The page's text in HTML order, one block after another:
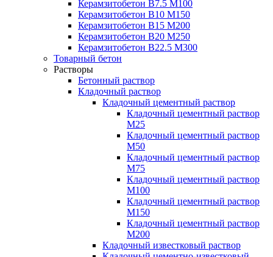
Керамзитобетон В7.5 М100
Керамзитобетон В10 М150
Керамзитобетон В15 М200
Керамзитобетон В20 М250
Керамзитобетон В22.5 М300
Товарный бетон
Растворы
Бетонный раствор
Кладочный раствор
Кладочный цементный раствор
Кладочный цементный раствор
М25
Кладочный цементный раствор
М50
Кладочный цементный раствор
М75
Кладочный цементный раствор
М100
Кладочный цементный раствор
М150
Кладочный цементный раствор
М200
Кладочный известковый раствор